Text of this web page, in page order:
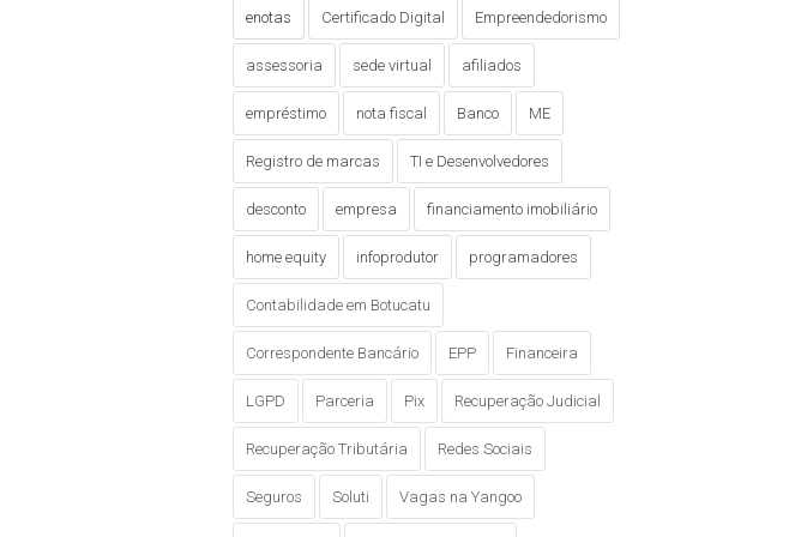
enotas Certificado Digital Empreendedorismo
assessoria sede virtual afiliados
empréstimo nota fiscal Banco ME
Registro de marcas TI e Desenvolvedores
desconto empresa financiamento imobiliário
home equity infoprodutor programadores
Contabilidade em Botucatu
Correspondente Bancário EPP Financeira
LGPD Parceria Pix Recuperação Judicial
Recuperação Tributária Redes Sociais
Seguros Soluti Vagas na Yangoo